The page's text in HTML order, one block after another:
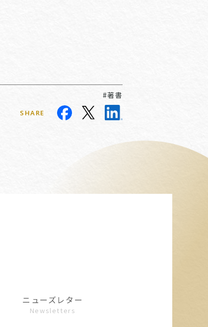
#著書
SHARE
ニューズレター
Newsletters